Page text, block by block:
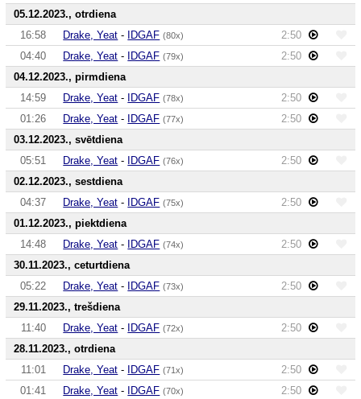
05.12.2023., otrdiena
16:58
Drake, Yeat - IDGAF (80x)
2:50
04:40
Drake, Yeat - IDGAF (79x)
2:50
04.12.2023., pirmdiena
14:59
Drake, Yeat - IDGAF (78x)
2:50
01:26
Drake, Yeat - IDGAF (77x)
2:50
03.12.2023., svētdiena
05:51
Drake, Yeat - IDGAF (76x)
2:50
02.12.2023., sestdiena
04:37
Drake, Yeat - IDGAF (75x)
2:50
01.12.2023., piektdiena
14:48
Drake, Yeat - IDGAF (74x)
2:50
30.11.2023., ceturtdiena
05:22
Drake, Yeat - IDGAF (73x)
2:50
29.11.2023., trešdiena
11:40
Drake, Yeat - IDGAF (72x)
2:50
28.11.2023., otrdiena
11:01
Drake, Yeat - IDGAF (71x)
2:50
01:41
Drake, Yeat - IDGAF (70x)
2:50